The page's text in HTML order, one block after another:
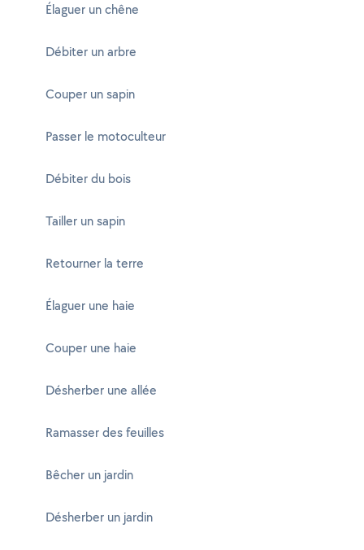
Élaguer un chêne
Débiter un arbre
Couper un sapin
Passer le motoculteur
Débiter du bois
Tailler un sapin
Retourner la terre
Élaguer une haie
Couper une haie
Désherber une allée
Ramasser des feuilles
Bêcher un jardin
Désherber un jardin